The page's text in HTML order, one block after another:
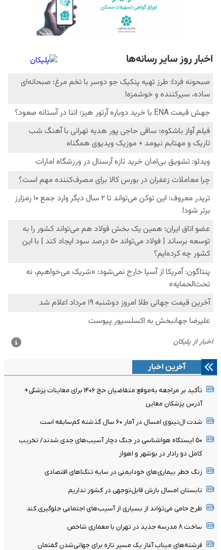
آخرین اخبار
تأکید بر مراجعه به‌موقع متقاضیان حج ۱۴۰۶ برای معاینات پزشکی+
آدرس پزشکان معاین
شدت ال‌نینوی امسال در آمار ۶۰ سال گذشته کم‌سابقه است
۵۰ ایستگاه هواشناسی در جنگ دچار آسیب‌های جدی شدند/ تخریب
کامل دو رادار در بوشهر و اهواز
زنگ خطر بیماری‌های خودایمنی در سایه تنگناهای اقتصادی
تابستان امسال بارش قابل‌توجهی در کشور نداریم
طرح حامی می‌تواند از بسیاری از آسیب‌های اجتماعی جلوگیری کند
ساخت ۸ مدرسه جدید در تهران با معماری شاخص
فرشته‌های میناب آغاز یک مسیر تازه برای جهانی‌شدن گفتمان